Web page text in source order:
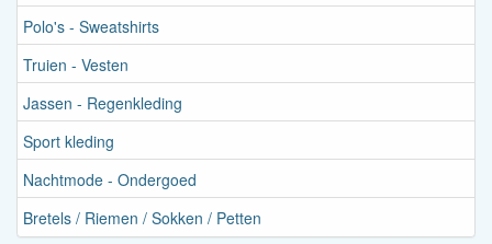
Polo's - Sweatshirts
Truien - Vesten
Jassen - Regenkleding
Sport kleding
Nachtmode - Ondergoed
Bretels / Riemen / Sokken / Petten